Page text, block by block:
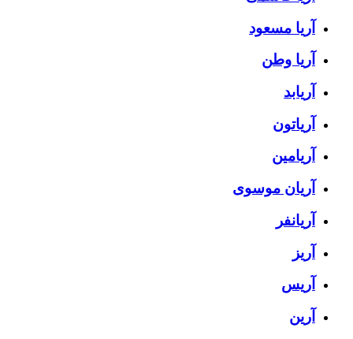
آریا مسعود
آریا وطن
آریابد
آریاتون
آریامین
آریان موسوی
آریانفر
آریز
آریس
آرین